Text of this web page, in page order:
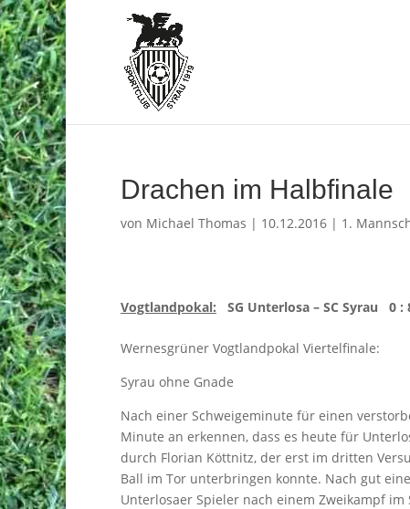
Drachen im Halbfinale
von Michael Thomas | 10.12.2016 | 1.
Vogtlandpokal: SG Unterlosa – SC Syrau 0
Wernesgrüner Vogtlandpokal Viertelfinale:
Syrau ohne Gnade
Nach einer Schweigeminute für einen
Minute an erkennen, dass es heute für
durch Florian Köttnitz, der erst im dritten
Ball im Tor unterbringen konnte. Nach gut
Unterlosaer Spieler nach einem Zweikampf